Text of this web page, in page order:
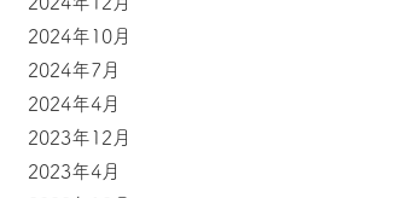
2024年10月
2024年7月
2024年4月
2023年12月
2023年4月